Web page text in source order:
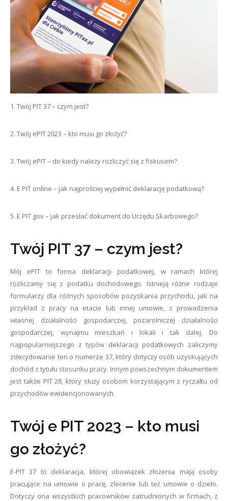
1. Twój PIT 37 – czym jest?
2. Twój ePIT 2023 – kto musi go złożyć?
3. Twój ePIT – do kiedy należy rozliczyć się z fiskusem?
4. E PIT online – jak najprościej wypełnić deklarację podatkową?
5. E PIT gov – jak przesłać dokument do Urzędu Skarbowego?
Twój PIT 37 – czym jest?
Mój ePIT to forma deklaracji podatkowej, w ramach której
rozliczamy się z podatku dochodowego. Istnieją różne rodzaje
formularzy dla różnych sposobów pozyskania przychodu, jak na
przykład z pracy na etacie lub innej umowie, z prowadzenia
własnej działalności gospodarczej, pozarolniczej działalności
gospodarczej, wynajmu mieszkań i lokali i tak dalej. Do
najpopularniejszego z typów deklaracji podatkowych zaliczymy
zdecydowanie ten o numerze 37, który dotyczy osób uzyskujących
dochód z tytułu stosunku pracy. Innym powszechnym dokumentem
jest także PIT 28, który służy osobom korzystającym z ryczałtu od
przychodów ewidencjonowanych.
Twój e PIT 2023 – kto musi
go złożyć?
E-PIT 37 to deklaracja, której obowiązek złożenia mają osoby
pracujące na umowie o pracę, zlecenie lub też umowie o dzieło.
Dotyczy ona wszystkich pracowników zatrudnionych w firmach, z